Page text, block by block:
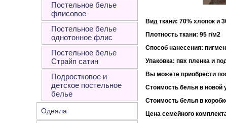
Постельное белье
флисовое
Постельное белье
однотонное флис
Постельное белье
Страйп сатин
Подростковое и
детское постельное
белье
Одеяла
Вид ткани: 70% хлопок и
Плотность
Способ нанесения:
Упаковка: пвх пленка и
Вы можете приобрести
Стоимость белья в новой
Стоимость белья в
Цена семейного